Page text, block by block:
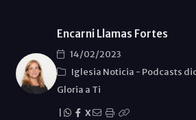
Encarni Llamas Fortes
14/02/2023
Iglesia Noticia - Podcasts
Gloria a Ti
X